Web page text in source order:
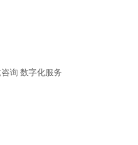
询 数字化服务